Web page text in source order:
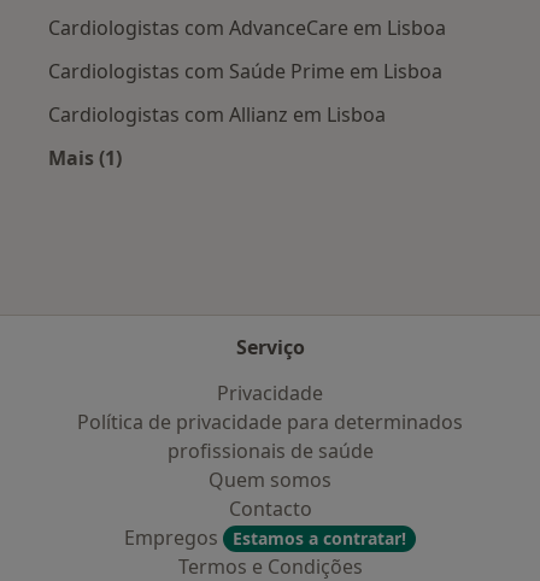
Cardiologistas com AdvanceCare em Lisboa
Cardiologistas com Saúde Prime em Lisboa
Cardiologistas com Allianz em Lisboa
Mais (1)
Serviço
Privacidade
Política de privacidade para determinados
profissionais de saúde
Quem somos
Contacto
Empregos
Estamos a contratar!
Termos e Condições